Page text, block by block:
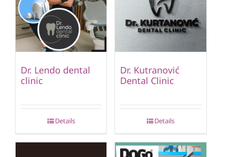
Dr. Lendo dental
clinic
Details
Dr. Kutranović
Dental Clinic
Details